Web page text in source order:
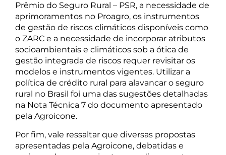
Prêmio do Seguro Rural – PSR, a necessidade de
aprimoramentos no Proagro, os instrumentos
de gestão de riscos climáticos disponíveis como
o ZARC e a necessidade de incorporar atributos
socioambientais e climáticos sob a ótica de
gestão integrada de riscos requer revisitar os
modelos e instrumentos vigentes. Utilizar a
política de crédito rural para alavancar o seguro
rural no Brasil foi uma das sugestões detalhadas
na Nota Técnica 7 do documento apresentado
pela Agroicone.
Por fim, vale ressaltar que diversas propostas
apresentadas pela Agroicone, debatidas e